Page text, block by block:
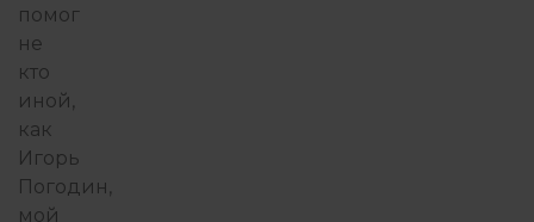
помог
не
кто
иной,
как
Игорь
Погодин,
мой